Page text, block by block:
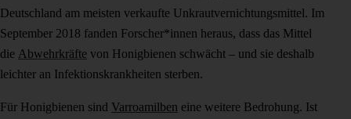
Deutschland am meisten verkaufte Unkrautvernichtungsmittel. Im
September 2018 fanden Forscher*innen heraus, dass das Mittel
die Abwehrkräfte von Honigbienen schwächt – und sie deshalb
leichter an Infektionskrankheiten sterben.
Für Honigbienen sind Varroamilben eine weitere Bedrohung. Ist